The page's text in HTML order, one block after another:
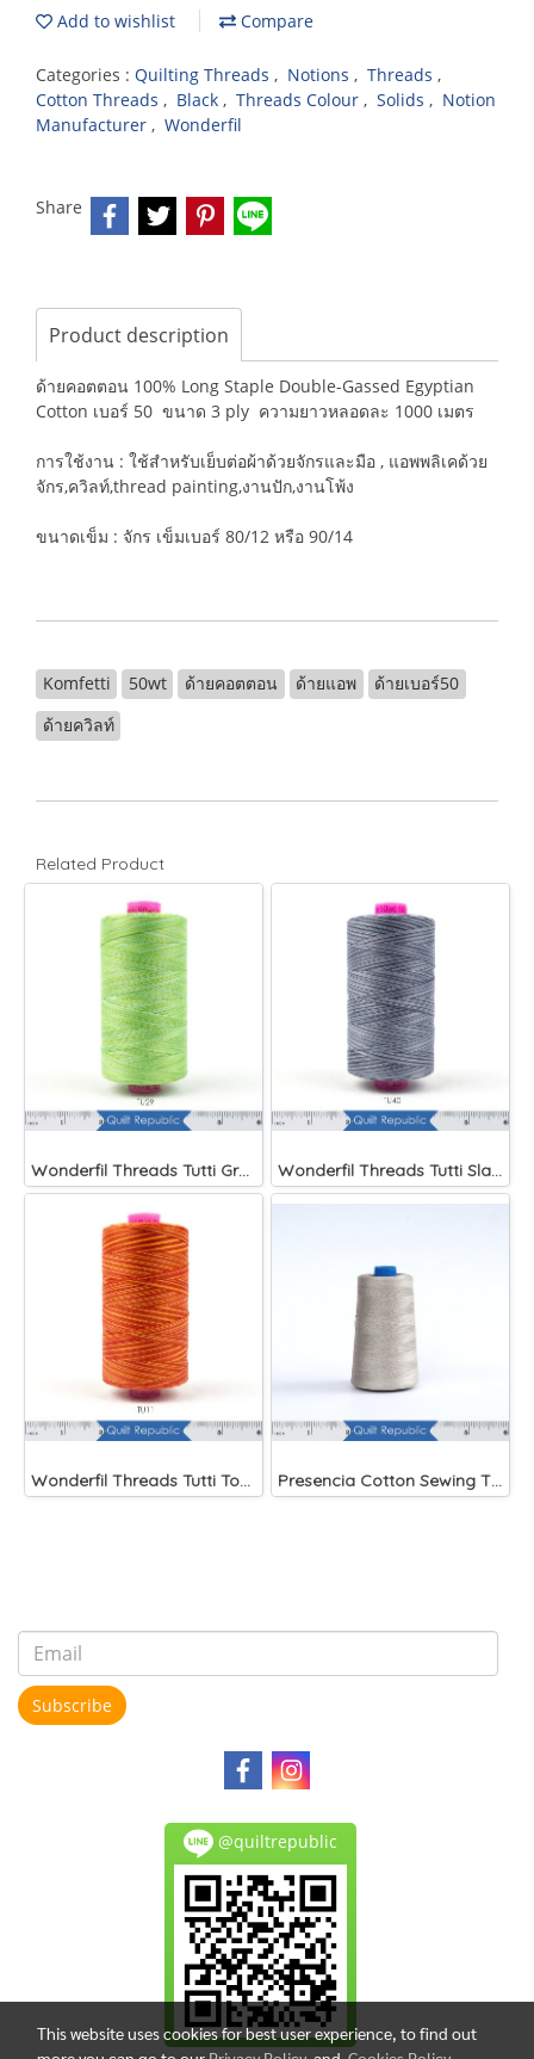
Add to wishlist Compare
Categories : Quilting Threads , Notions , Threads ,
Cotton Threads , Black , Threads Colour , Solids , Notion
Manufacturer , Wonderfil
Share
Product description
ด้ายคอตตอน 100% Long Staple Double-Gassed Egyptian
Cotton เบอร์ 50 ขนาด 3 ply ความยาวหลอดละ 1000 เมตร
การใช้งาน : ใช้สำหรับเย็บต่อผ้าด้วยจักรและมือ , แอพพลิเคด้วย
จักร,ควิลท์,thread painting,งานปัก,งานโพ้ง
ขนาดเข็ม : จักร เข็มเบอร์ 80/12 หรือ 90/14
Komfetti 50wt ด้ายคอตตอน ด้ายแอพ
ด้ายเบอร์50
ด้ายควิลท์
Related Product
Wonderfil Threads Tutti Grass Wonderfil Threads Tutti Slate
Wonderfil Threads Tutti Tomato Presencia Cotton Sewing Thread 3-ply 60wt 4882 Yards Grey
Subscribe
@quiltrepublic
This website uses cookies for best user experience, to find out